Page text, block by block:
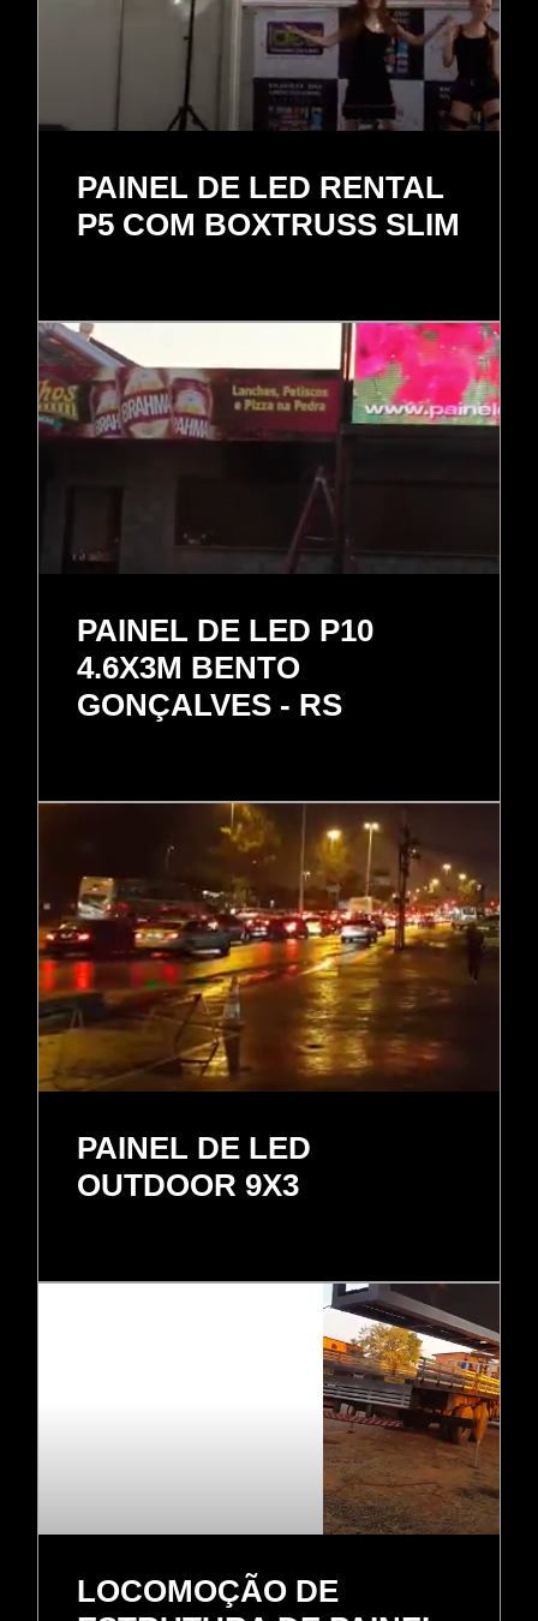
PAINEL DE LED RENTAL
P5 COM BOXTRUSS SLIM
PAINEL DE LED P10
4.6X3M BENTO
GONÇALVES - RS
PAINEL DE LED
OUTDOOR 9X3
LOCOMOÇÃO DE